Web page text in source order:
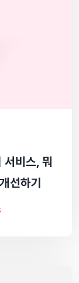
비스, 뭐
선하기